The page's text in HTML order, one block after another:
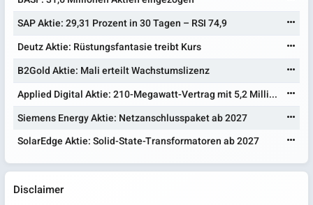
SAP Aktie: 29,31 Prozent in 30 Tagen – RSI 74,9
Deutz Aktie: Rüstungsfantasie treibt Kurs
B2Gold Aktie: Mali erteilt Wachstumslizenz
Applied Digital Aktie: 210-Megawatt-Vertrag mit 5,2 Milli...
Siemens Energy Aktie: Netzanschlusspaket ab 2027
SolarEdge Aktie: Solid-State-Transformatoren ab 2027
Disclaimer